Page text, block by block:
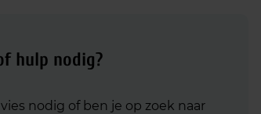
hulp nodig?
nodig of ben je op zoek naar